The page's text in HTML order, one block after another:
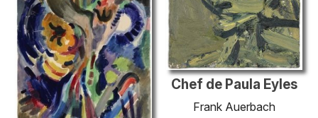
Chef de Paula Eyles
Frank Auerbach